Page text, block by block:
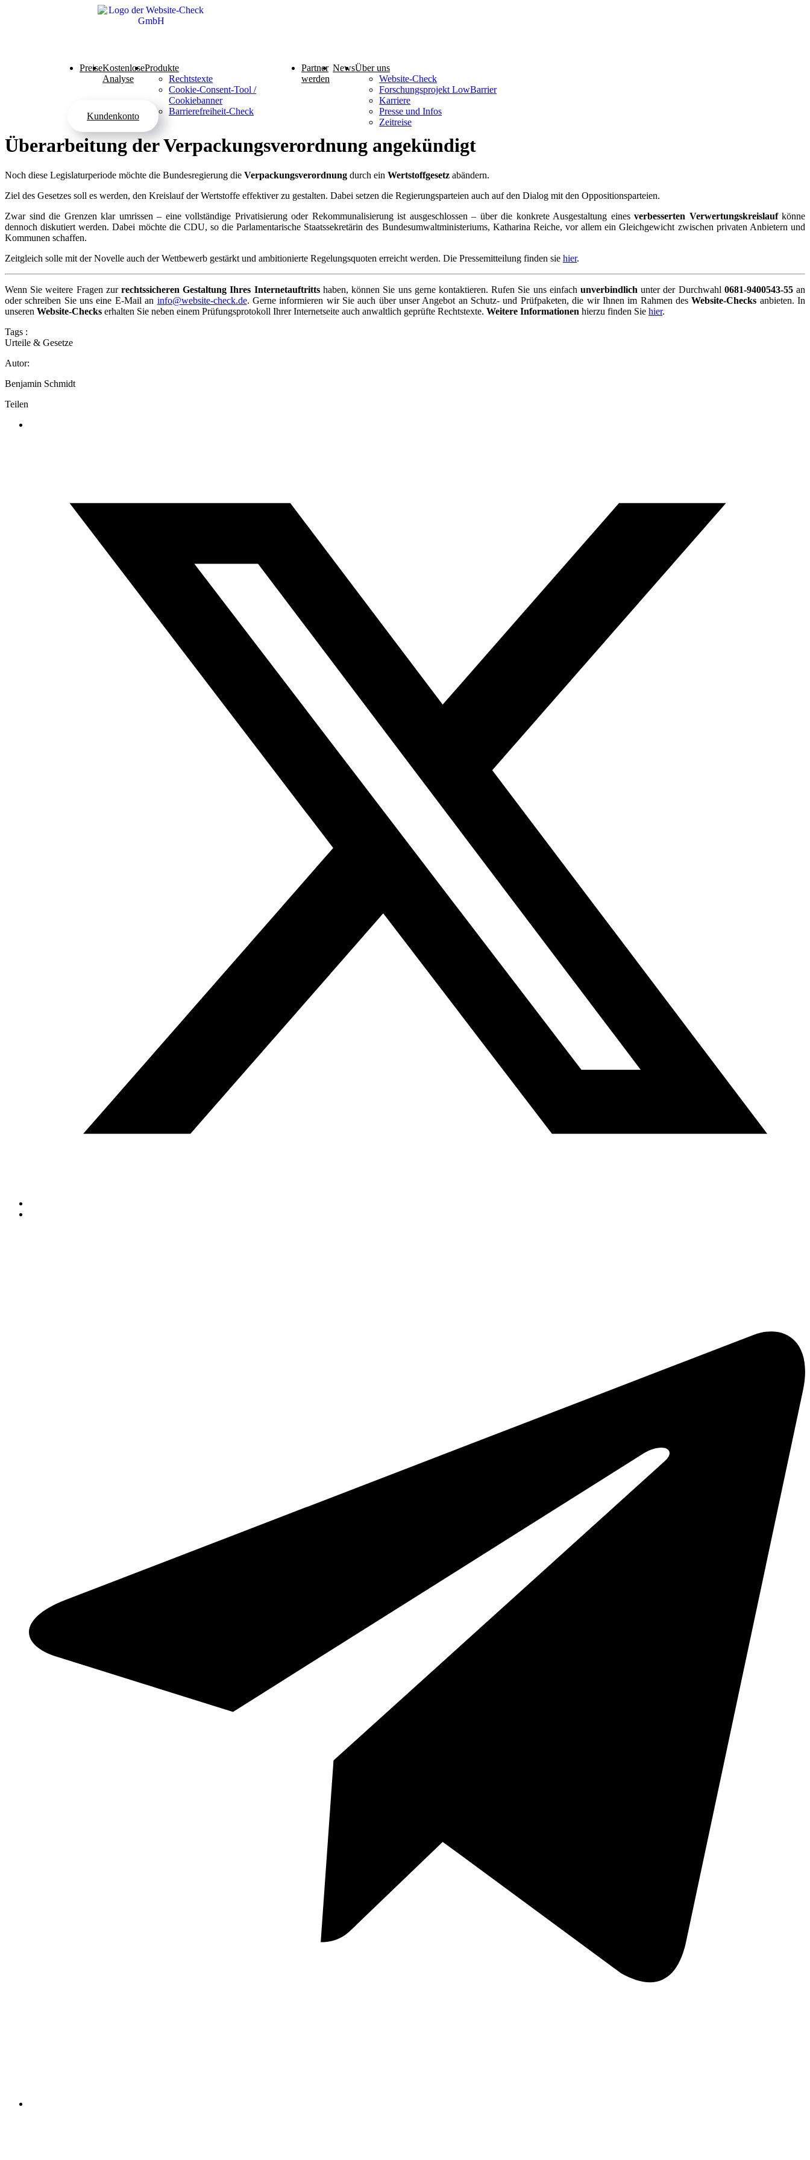
PreiseKostenlose
Analyse
Produkte
Rechtstexte
Cookie-Consent-Tool /
Cookiebanner
Barrierefreiheit-Check
Partner
werden
NewsÜber uns
Website-Check
Forschungsprojekt LowBarrier
Karriere
Presse und Infos
Zeitreise
Kundenkonto
Überarbeitung der Verpackungsverordnung angekündigt
Noch diese Legislaturperiode möchte die Bundesregierung die Verpackungsverordnung durch ein Wertstoffgesetz abändern.
Ziel des Gesetzes soll es werden, den Kreislauf der Wertstoffe effektiver zu gestalten. Dabei setzen die Regierungsparteien auch auf den Dialog mit den Oppositionsparteien.
Zwar sind die Grenzen klar umrissen – eine vollständige Privatisierung oder Rekommunalisierung ist ausgeschlossen – über die konkrete Ausgestaltung einesverbesserten Verwertungskreislaufkönne
dennoch diskutiert werden. Dabei möchte die CDU, so die Parlamentarische Staatssekretärin des Bundesumwaltministeriums, Katharina Reiche, vor allem ein Gleichgewicht zwischen privaten Anbietern und
Kommunen schaffen.
Zeitgleich solle mit der Novelle auch der Wettbewerb gestärkt und ambitionierte Regelungsquoten erreicht werden. Die Pressemitteilung finden sie hier.
Wenn Sie weitere Fragen zurrechtssicheren Gestaltung Ihres Internetauftrittshaben, können Sie uns gerne kontaktieren. Rufen Sie uns einfach unverbindlich unter der Durchwahl 0681-9400543-55an
oder schreiben Sie uns eine E-Mail an info@website-check.de. Gerne informieren wir Sie auch über unser Angebot an Schutz- und Prüfpaketen, die wir Ihnen im Rahmen desWebsite-Checks anbieten. In
unseren Website-Checks erhalten Sie neben einem Prüfungsprotokoll Ihrer Internetseite auch anwaltlich geprüfte Rechtstexte. Weitere Informationen hierzu finden Sie hier.
Tags :
Urteile & Gesetze
Autor:
Benjamin Schmidt
Teilen